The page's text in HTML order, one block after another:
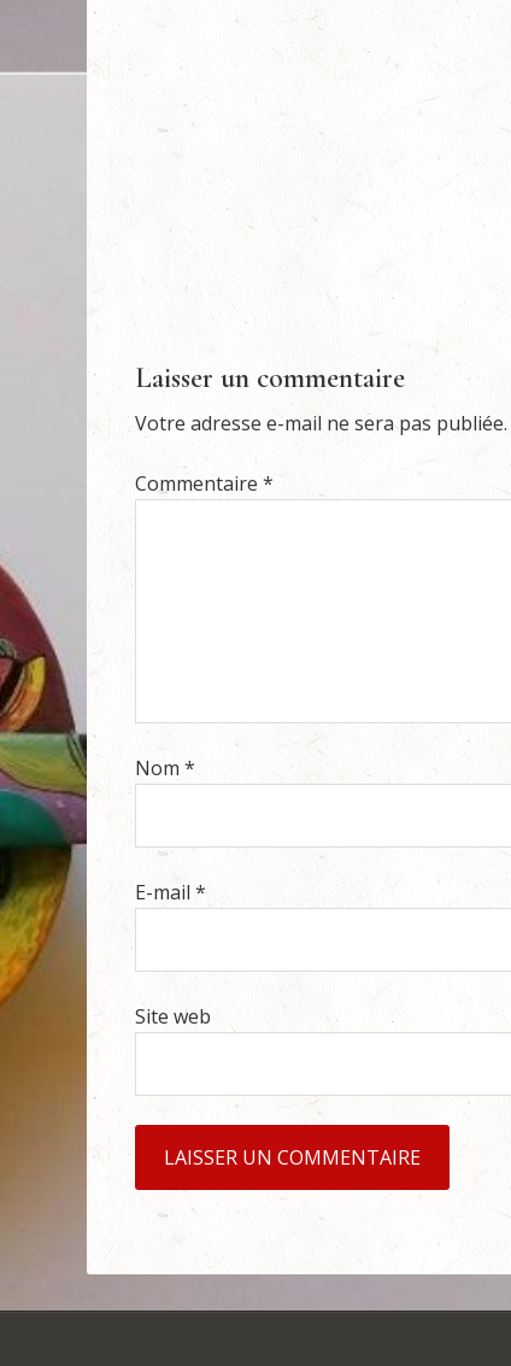
Laisser un commentaire
Votre adresse e-mail ne sera pas publiée.
Commentaire *
Nom *
E-mail *
Site web